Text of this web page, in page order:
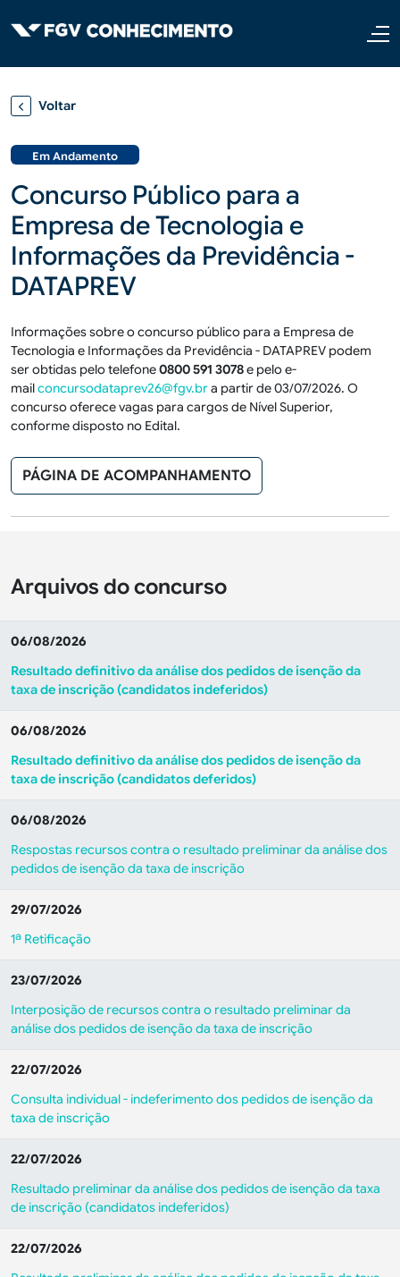
Voltar
Em Andamento
Concurso Público para a
Empresa de Tecnologia e
Informações da Previdência -
DATAPREV
Informações sobre o concurso público para a Empresa de
Tecnologia e Informações da Previdência - DATAPREV podem
ser obtidas pelo telefone0800591 3078e pelo e-
mailconcursodataprev26@fgv.bra partir de 03/07/2026. O
concurso oferece vagas para cargos de Nível Superior,
conforme disposto no Edital.
PÁGINA DE ACOMPANHAMENTO
Arquivos do concurso
06/08/2026
Resultado definitivo da análise dos pedidos de isenção da
taxa de inscrição (candidatos indeferidos)
06/08/2026
Resultado definitivo da análise dos pedidos de isenção da
taxa de inscrição (candidatos deferidos)
06/08/2026
Respostas recursos contra o resultado preliminar da análise dos
pedidos de isenção da taxa de inscrição
29/07/2026
1ª Retificação
23/07/2026
Interposição de recursos contra o resultado preliminar da
análise dos pedidos de isenção da taxa de inscrição
22/07/2026
Consulta individual - indeferimento dos pedidos de isenção da
taxa de inscrição
22/07/2026
Resultado preliminar da análise dos pedidos de isenção da taxa
de inscrição (candidatos indeferidos)
22/07/2026